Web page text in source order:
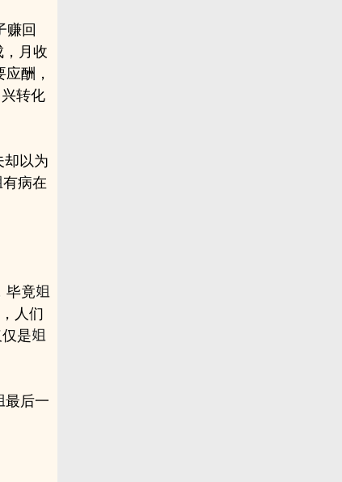
赚回
月收
酬，
兴转化
却以为
有病在
毕竟
人们
是
最后一